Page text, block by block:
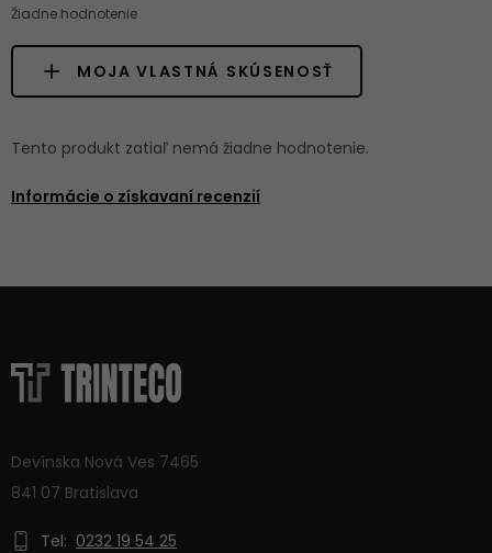
Žiadne hodnotenie
MOJA VLASTNÁ SKÚSENOSŤ
Tento produkt zatiaľ nemá žiadne hodnotenie.
Informácie o získavaní recenzií
Devínska Nová Ves 7465
841 07 Bratislava
Tel: 0232 19 54 25